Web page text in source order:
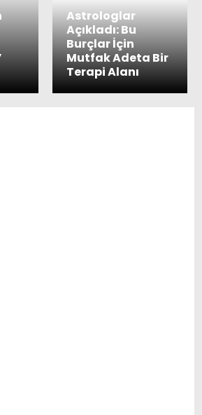
Astrologlar
Açıkladı: Bu
Burçlar İçin
Mutfak Adeta Bir
Terapi Alanı